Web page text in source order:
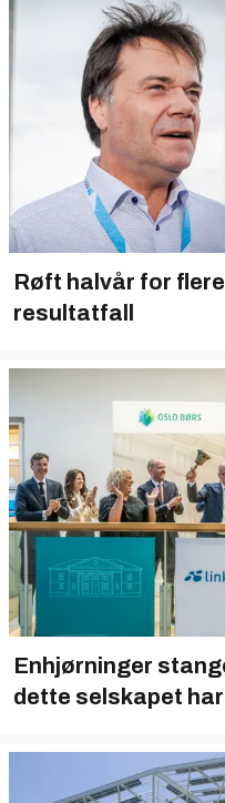
Røft halvår for
resultatfall
Enhjørninger
dette selskapet